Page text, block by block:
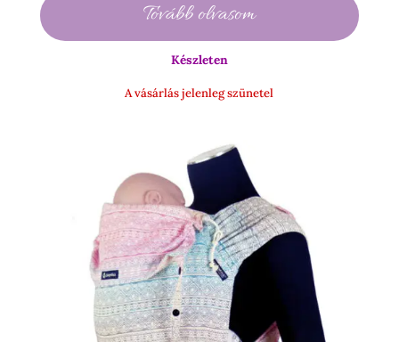
300 Ft
-
Tovább olvasom
Készleten
A vásárlás jelenleg szünetel